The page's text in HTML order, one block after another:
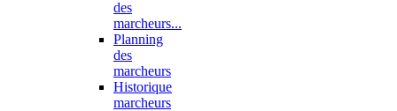
des
marcheurs...
Planning
des
marcheurs
Historique
marcheurs